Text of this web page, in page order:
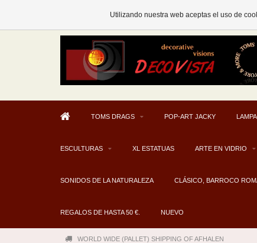
TOMS DRAGS POP-ART JACKY
ESCULTURAS XL ESTATUAS ARTE EN VIDRIO
SONIDOS DE LA NATURALEZA CLÁSICO, BARROCO
REGALOS DE HASTA 50 €. NUEVO
WORLD WIDE (PALLET) SHIPPING OF AFHALEN
Utilizando nuestra web aceptas el uso de